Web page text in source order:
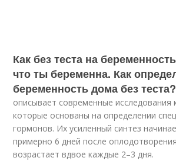
Как без теста на
что ты беременна. Как
беременность дома без теста?
описывает современные исследования
которые основаны на определении
гормонов. Их усиленный синтез
примерно 6 дней после
возрастает вдвое каждые 2–3 дня.